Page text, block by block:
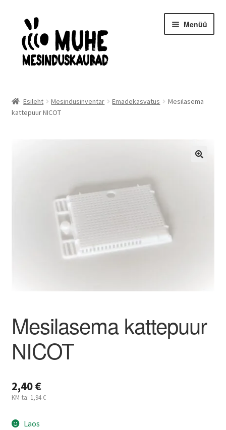
Liigu
navigeerimisele
Liigu
juurde
Menüü
Mesilasemad- ja pered
Mesinduskonsultatsioon
Meist
Minu konto
Esileht Mesindusinventar Emadekasvatus
Mesilasema
kattepuur NICOT
Mesilasema kattepuur
NICOT
2,40€
KM-ta: 1,94€
Laos